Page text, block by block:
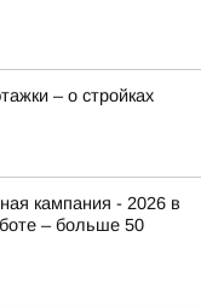
– о стройках
кампания - 2026 в
– больше 50